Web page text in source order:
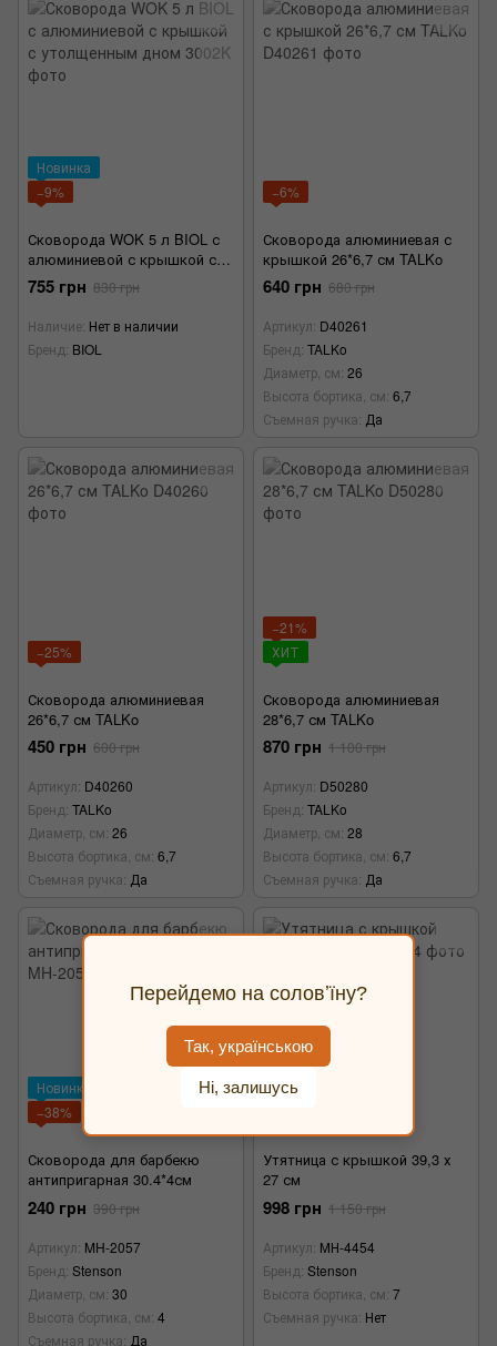
Новинка
−9%
Сковорода WOK 5 л BIOL с
алюминиевой с крышкой с
утолщенным дном
755 грн 830 грн
Наличие Нет в наличии
Бренд BIOL
−6%
Сковорода алюминиевая с
крышкой 26*6,7 см TALKo
640 грн 680 грн
Артикул D40261
Бренд TALKo
Диаметр, см 26
Высота бортика, см 6,7
Съемная ручка Да
−25%
Сковорода алюминиевая
26*6,7 см TALKo
450 грн 600 грн
Артикул D40260
Бренд TALKo
Диаметр, см 26
Высота бортика, см 6,7
Съемная ручка Да
−21%
ХИТ
Сковорода алюминиевая
28*6,7 см TALKo
870 грн 1 100 грн
Артикул D50280
Бренд TALKo
Диаметр, см 28
Высота бортика, см 6,7
Съемная ручка Да
Новинка
−38%
Сковорода для барбекю
антипригарная 30.4*4см
240 грн 390 грн
Артикул MH-2057
Бренд Stenson
Диаметр, см 30
Высота бортика, см 4
Съемная ручка Да
−13%
Утятница с крышкой 39,3 х
27 см
998 грн 1 150 грн
Артикул МН-4454
Бренд Stenson
Высота бортика, см 7
Съемная ручка Нет
Перейдемо на соловʼїну?
Так, українською
Ні, залишусь